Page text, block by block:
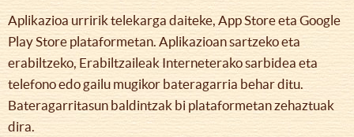
Aplikazioa urririk telekarga daiteke, App Store eta Google
Play Store plataformetan. Aplikazioan sartzeko eta
erabiltzeko, Erabiltzaileak Interneterako sarbidea eta
telefono edo gailu mugikor bateragarria behar ditu.
Bateragarritasun baldintzak bi plataformetan zehaztuak
dira.